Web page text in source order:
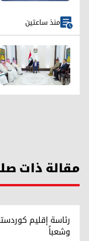
منذ ساعتين
مقالة ذات
رئاسة إقليم
وشعباً